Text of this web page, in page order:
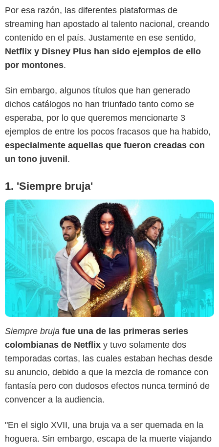
Por esa razón, las diferentes plataformas de
streaming han apostado al talento nacional, creando
contenido en el país. Justamente en ese sentido,
Netflix y Disney Plus han sido ejemplos de ello
por montones.
Sin embargo, algunos títulos que han generado
dichos catálogos no han triunfado tanto como se
esperaba, por lo que queremos mencionarte 3
ejemplos de entre los pocos fracasos que ha habido,
especialmente aquellas que fueron creadas con
un tono juvenil.
1. 'Siempre bruja'
Netflix
Siempre bruja fue una de las primeras series
colombianas de Netflix y tuvo solamente dos
temporadas cortas, las cuales estaban hechas desde
su anuncio, debido a que la mezcla de romance con
fantasía pero con dudosos efectos nunca terminó de
convencer a la audiencia.
"En el siglo XVII, una bruja va a ser quemada en la
hoguera. Sin embargo, escapa de la muerte viajando
Disney Plus